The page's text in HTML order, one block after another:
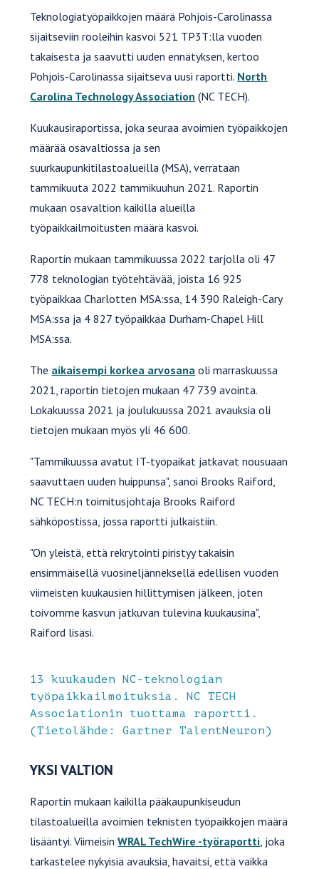
Teknologiatyöpaikkojen määrä Pohjois-Carolinassa
sijaitseviin rooleihin kasvoi 521 TP3T:lla vuoden
takaisesta ja saavutti uuden ennätyksen, kertoo
Pohjois-Carolinassa sijaitseva uusi raportti. North
Carolina Technology Association (NC TECH).
Kuukausiraportissa, joka seuraa avoimien työpaikkojen
määrää osavaltiossa ja sen
suurkaupunkitilastoalueilla (MSA), verrataan
tammikuuta 2022 tammikuuhun 2021. Raportin
mukaan osavaltion kaikilla alueilla
työpaikkailmoitusten määrä kasvoi.
Raportin mukaan tammikuussa 2022 tarjolla oli 47
778 teknologian työtehtävää, joista 16 925
työpaikkaa Charlotten MSA:ssa, 14 390 Raleigh-Cary
MSA:ssa ja 4 827 työpaikkaa Durham-Chapel Hill
MSA:ssa.
The aikaisempi korkea arvosana oli marraskuussa
2021, raportin tietojen mukaan 47 739 avointa.
Lokakuussa 2021 ja joulukuussa 2021 avauksia oli
tietojen mukaan myös yli 46 600.
"Tammikuussa avatut IT-työpaikat jatkavat nousuaan
saavuttaen uuden huippunsa", sanoi Brooks Raiford,
NC TECH:n toimitusjohtaja Brooks Raiford
sähköpostissa, jossa raportti julkaistiin.
"On yleistä, että rekrytointi piristyy takaisin
ensimmäisellä vuosineljänneksellä edellisen vuoden
viimeisten kuukausien hillittymisen jälkeen, joten
toivomme kasvun jatkuvan tulevina kuukausina",
Raiford lisäsi.
13 kuukauden NC-teknologian
työpaikkailmoituksia. NC TECH
Associationin tuottama raportti.
(Tietolähde: Gartner TalentNeuron)
YKSI VALTION
Raportin mukaan kaikilla pääkaupunkiseudun
tilastoalueilla avoimien teknisten työpaikkojen määrä
lisääntyi. ViimeisinWRAL TechWire -työraportti , joka
tarkastelee nykyisiä avauksia, havaitsi, että vaikka